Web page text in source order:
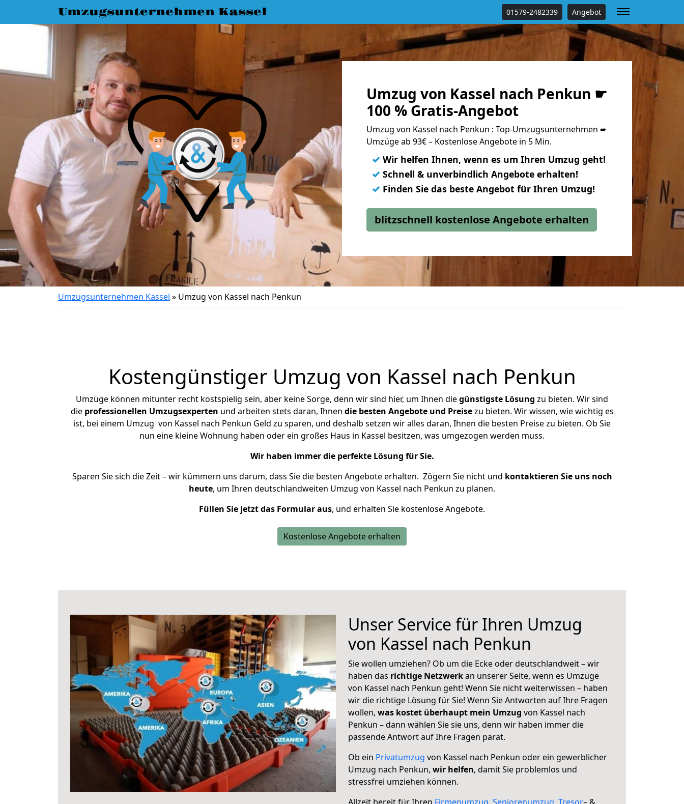
Umzugsunternehmen Kassel 01579-2482339 Angebot
Umzug von Kassel nach Penkun ☛
100 % Gratis-Angebot
Umzug von Kassel nach Penkun : Top-Umzugsunternehmen ➨
Umzüge ab 93€ – Kostenlose Angebote in 5 Min.
✓ Wir helfen Ihnen, wenn es um Ihren Umzug geht!
✓ Schnell & unverbindlich Angebote erhalten!
✓ Finden Sie das beste Angebot für Ihren Umzug!
blitzschnell kostenlose Angebote erhalten
Umzugsunternehmen Kassel » Umzug von Kassel nach Penkun
Kostengünstiger Umzug von Kassel nach Penkun
Umzüge können mitunter recht kostspielig sein, aber keine Sorge, denn wir sind hier, um Ihnen diegünstigste Lösung zu bieten. Wir sind
die professionellen Umzugsexperten und arbeiten stets daran, Ihnen die besten Angebote und Preisezu bieten. Wir wissen, wie wichtig es
ist, bei einem Umzug von Kassel nach Penkun Geld zu sparen, und deshalb setzen wir alles daran, Ihnen die besten Preise zu bieten. Ob Sie
nun eine kleine Wohnung haben oder ein großes Haus in Kassel besitzen, was umgezogen werden muss.
Wir haben immer die perfekte Lösung für Sie.
Sparen Sie sich die Zeit – wir kümmern uns darum, dass Sie die besten Angebote erhalten. Zögern Sie nicht und kontaktieren Sie uns noch
heute, um Ihren deutschlandweiten Umzug von Kassel nach Penkun zu planen.
Füllen Sie jetzt das Formular aus, und erhalten Sie kostenlose Angebote.
Kostenlose Angebote erhalten
Unser Service für Ihren Umzug
von Kassel nach Penkun
Sie wollen umziehen? Ob um die Ecke oder deutschlandweit – wir
haben das richtige Netzwerkan unserer Seite, wenn es Umzüge
von Kassel nach Penkun geht! Wenn Sie nicht weiterwissen – haben
wir die richtige Lösung für Sie! Wenn Sie Antworten auf Ihre Fragen
wollen, was kostet überhaupt mein Umzug von Kassel nach
Penkun – dann wählen Sie sie uns, denn wir haben immer die
passende Antwort auf Ihre Fragen parat.
Ob ein Privatumzug von Kassel nach Penkun oder ein gewerblicher
Umzug nach Penkun, wir helfen, damit Sie problemlos und
stressfrei umziehen können.